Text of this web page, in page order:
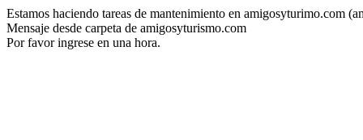
Estamos haciendo tareas de mantenimiento en amigosyturimo.com
Mensaje desde carpeta de amigosyturismo.com
Por favor ingrese en una hora.